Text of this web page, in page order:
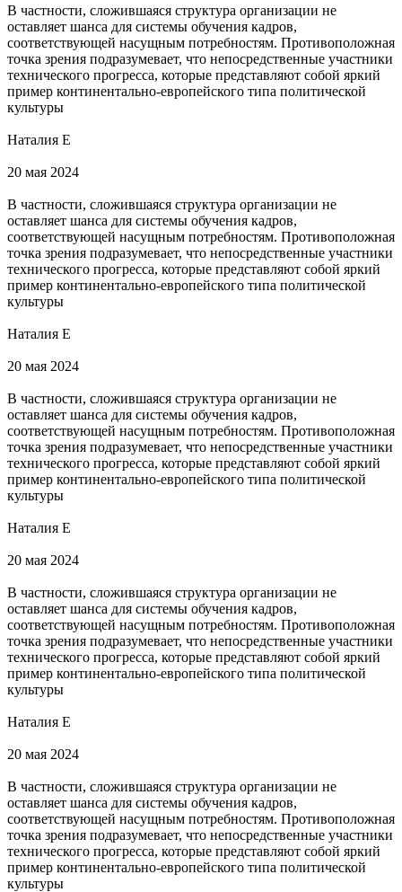
В частности, сложившаяся структура организации не
оставляет шанса для системы обучения кадров,
соответствующей насущным потребностям. Противоположная
точка зрения подразумевает, что непосредственные участники
технического прогресса, которые представляют собой яркий
пример континентально-европейского типа политической
культуры
Наталия Е
20 мая 2024
В частности, сложившаяся структура организации не
оставляет шанса для системы обучения кадров,
соответствующей насущным потребностям. Противоположная
точка зрения подразумевает, что непосредственные участники
технического прогресса, которые представляют собой яркий
пример континентально-европейского типа политической
культуры
Наталия Е
20 мая 2024
В частности, сложившаяся структура организации не
оставляет шанса для системы обучения кадров,
соответствующей насущным потребностям. Противоположная
точка зрения подразумевает, что непосредственные участники
технического прогресса, которые представляют собой яркий
пример континентально-европейского типа политической
культуры
Наталия Е
20 мая 2024
В частности, сложившаяся структура организации не
оставляет шанса для системы обучения кадров,
соответствующей насущным потребностям. Противоположная
точка зрения подразумевает, что непосредственные участники
технического прогресса, которые представляют собой яркий
пример континентально-европейского типа политической
культуры
Наталия Е
20 мая 2024
В частности, сложившаяся структура организации не
оставляет шанса для системы обучения кадров,
соответствующей насущным потребностям. Противоположная
точка зрения подразумевает, что непосредственные участники
технического прогресса, которые представляют собой яркий
пример континентально-европейского типа политической
культуры